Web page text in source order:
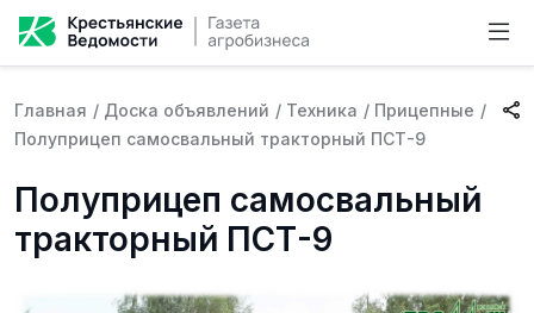
Главная / Доска объявлений / Техника / Прицепные /
Полуприцеп самосвальный тракторный ПСТ-9
Полуприцеп самосвальный
тракторный ПСТ-9